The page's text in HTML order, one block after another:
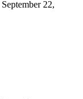
Send
September 22,